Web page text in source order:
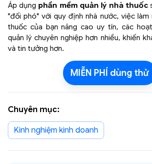
Áp dụng phần mềm quản lý nhà thuốc
"đối phó" với quy định nhà nước, việc làm
thuốc của bạn nâng cao uy tín, các
quản lý chuyên nghiệp hơn nhiều, khiến
và tin tưởng hơn.
MIỄN PHÍ dùng thử
Chuyên mục:
Kinh nghiệm kinh doanh